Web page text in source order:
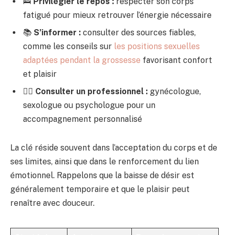
fatigué pour mieux retrouver l’énergie nécessaire
📚 S’informer : consulter des sources fiables,
comme les conseils sur les positions sexuelles
adaptées pendant la grossesse favorisant confort
et plaisir
👩‍⚕️ Consulter un professionnel : gynécologue,
sexologue ou psychologue pour un
accompagnement personnalisé
La clé réside souvent dans l’acceptation du corps et de
ses limites, ainsi que dans le renforcement du lien
émotionnel. Rappelons que la baisse de désir est
généralement temporaire et que le plaisir peut
renaître avec douceur.